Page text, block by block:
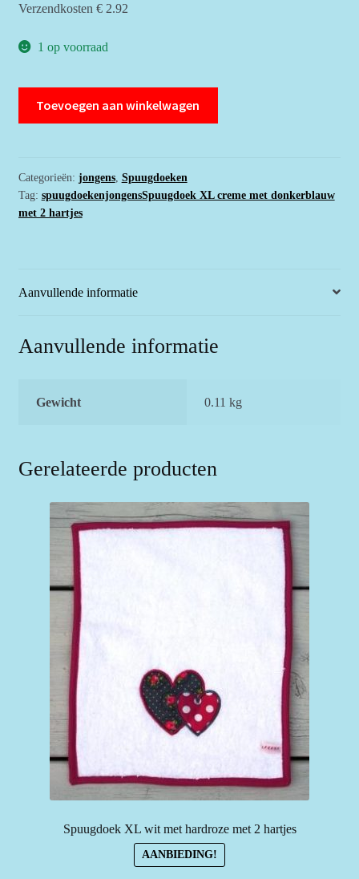
was:
€18.00.
Verzendkosten € 2.92
1 op voorraad
donkerblauw
met
2
Toevoegen aan winkelwagen
Categorieën: jongens, Spuugdoeken
Tag: spuugdoekenjongensSpuugdoek XL creme met donkerblauw
met 2 hartjes
Aanvullende informatie
Aanvullende informatie
Gewicht 0.11 kg
Gerelateerde producten
Spuugdoek XL wit met hardroze met 2 hartjes
AANBIEDING!